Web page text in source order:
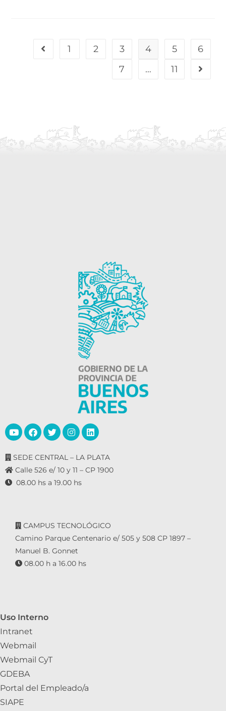
1 2 3 4 5
6
7
… 11
SEDE CENTRAL – LA PLATA
Calle 526 e/ 10 y 11 – CP 1900
08.00 hs a 19.00 hs
CAMPUS TECNOLÓGICO
Camino Parque Centenario e/ 505 y 508 CP 1897 –
Manuel B. Gonnet
08.00 h a 16.00 hs
Uso Interno
Intranet
Webmail
Webmail CyT
GDEBA
Portal del Empleado/a
SIAPE